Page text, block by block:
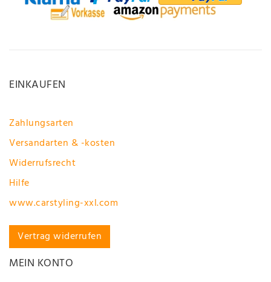
EINKAUFEN
Zahlungsarten
Versandarten & -kosten
Widerrufsrecht
Hilfe
www.carstyling-xxl.com
Vertrag widerrufen
MEIN KONTO